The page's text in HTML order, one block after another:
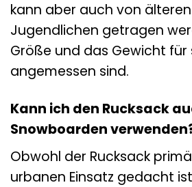
kann aber auch von
Jugendlichen getragen
Größe und das Gewicht für
angemessen sind.
Kann ich den Rucksack
Snowboarden
Obwohl der Rucksack
urbanen Einsatz gedacht